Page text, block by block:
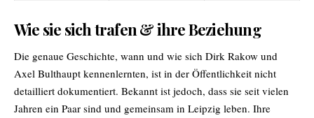
Wie sie sich trafen & ihre Beziehung
Die genaue Geschichte, wann und wie sich Dirk Rakow und
Axel Bulthaupt kennenlernten, ist in der Öffentlichkeit nicht
detailliert dokumentiert. Bekannt ist jedoch, dass sie seit vielen
Jahren ein Paar sind und gemeinsam in Leipzig leben. Ihre